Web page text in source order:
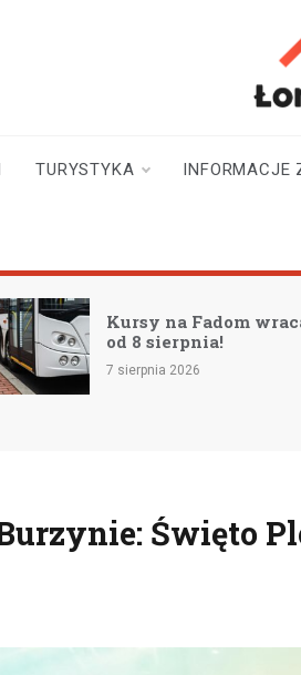
TURYSTYKA INFORMACJE
na Fadom wracają
8 sierpnia!
2026
Święto